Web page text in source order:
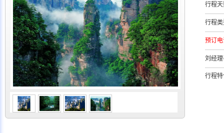
行程
行程
预订
刘经
行程